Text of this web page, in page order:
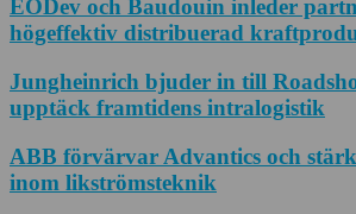
EODev och Baudouin inleder
högeffektiv distribuerad
Jungheinrich bjuder in till
upptäck framtidens intralogistik
ABB förvärvar Advantics och
inom likströmsteknik